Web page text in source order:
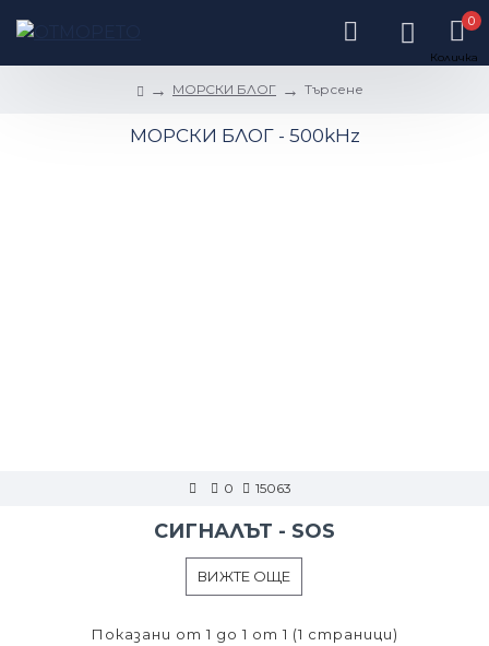
0
МОРСКИ БЛОГ Търсене
МОРСКИ БЛОГ - 500kHz
0 15063
СИГНАЛЪТ - SOS
ВИЖТЕ ОЩЕ
Показани от 1 до 1 от 1 (1 страници)